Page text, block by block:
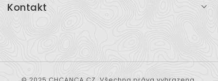
Časté dotazy - FAQ
Kontakt